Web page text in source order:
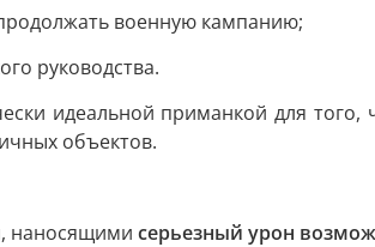
военную кампанию;
руководства.
идеальной приманкой для
объектов.
наносящими серьезный урон